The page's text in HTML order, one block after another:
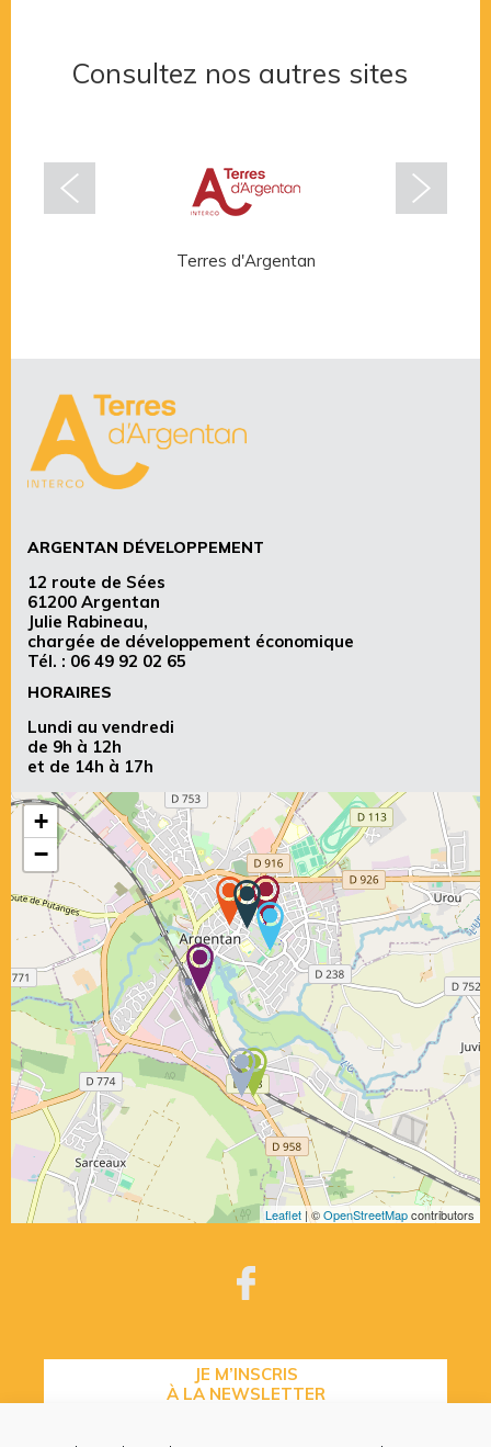
Consultez nos autres sites
Terres d'Argentan
ARGENTAN DÉVELOPPEMENT
12 route de Sées
61200 Argentan
Julie Rabineau,
chargée de développement économique
Tél. : 06 49 92 02 65
HORAIRES
Lundi au vendredi
de 9h à 12h
et de 14h à 17h
+
−
Leaflet | ©OpenStreetMapcontributors
JE M’INSCRIS
À LA NEWSLETTER